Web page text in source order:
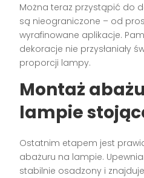
Można teraz przystąpić do
są nieograniczone – od
wyrafinowane aplikacje.
dekoracje nie przysłaniały
proporcji lampy.
Montaż
lampie
Ostatnim etapem jest
abażuru na lampie.
stabilnie osadzony i